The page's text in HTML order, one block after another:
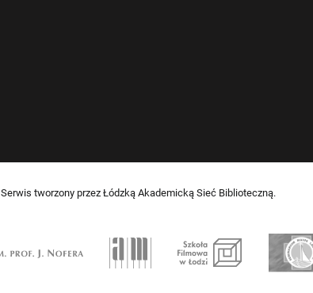
Serwis tworzony przez Łódzką Akademicką Sieć Biblioteczną.